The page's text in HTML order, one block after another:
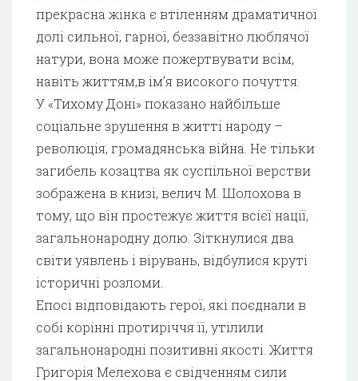
прекрасна жінка є втіленням драматичної
долі сильної, гарної, беззавітно люблячої
натури, вона може пожертвувати всім,
навіть життям,в ім’я високого почуття.
У «Тихому Доні» показано найбільше
соціальне зрушення в житті народу –
революція, громадянська війна. Не тільки
загибель козацтва як суспільної верстви
зображена в книзі, велич М. Шолохова в
тому, що він простежує життя всієї нації,
загальнонародну долю. Зіткнулися два
світи уявлень і вірувань, відбулися круті
історичні розломи.
Епосі відповідають герої, які поєднали в
собі корінні протиріччя її, утілили
загальнонародні позитивні якості. Життя
Григорія Мелехова є свідченням сили